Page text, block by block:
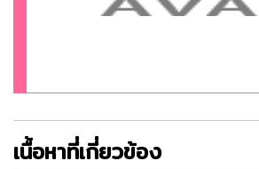
เนื้อหาที่เกี่ยวข้อง